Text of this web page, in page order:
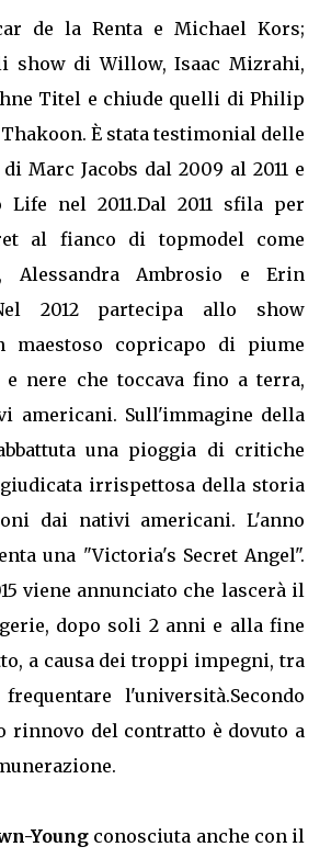
de la Renta e Michael Kors;
show di Willow, Isaac Mizrahi,
Titel e chiude quelli di Philip
Thakoon. È stata testimonial delle
Marc Jacobs dal 2009 al 2011 e
nel 2011.Dal 2011 sfila per
al fianco di topmodel come
Alessandra Ambrosio e Erin
2012 partecipa allo show
maestoso copricapo di piume
e nere che toccava fino a terra,
americani. Sull'immagine della
una pioggia di critiche
irrispettosa della storia
dai nativi americani. L'anno
una "Victoria's Secret Angel".
viene annunciato che lascerà il
dopo soli 2 anni e alla fine
a causa dei troppi impegni, tra
l'università.Secondo
rinnovo del contratto è dovuto a
Young conosciuta anche con il